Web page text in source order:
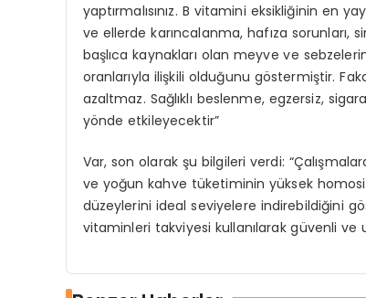
yaptırmalısınız. B vitamini eksikliğinin en
ve ellerde karıncalanma, hafıza sorunları,
başlıca kaynakları olan meyve ve
oranlarıyla ilişkili olduğunu göstermiştir.
azaltmaz. Sağlıklı beslenme, egzersiz,
yönde etkileyecektir”
Var, son olarak şu bilgileri verdi:
ve yoğun kahve tüketiminin yüksek
düzeylerini ideal seviyelere indirebildiğini
vitaminleri takviyesi kullanılarak güvenli ve